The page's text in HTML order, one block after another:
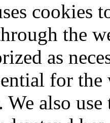
cookies
the
as
for
We also